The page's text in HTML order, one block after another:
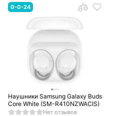
0-0-24
Наушники Samsung Galaxy Buds
Core White (SM-R410NZWACIS)
Нет отзывов